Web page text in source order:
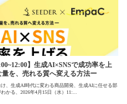
】生成AI×SNSで成功率を上
を、売れる質へ変える方法ー
、生成AI時代に変わる商品開発、生成AIに任せる部
かる、2026年4月15日（水）11:...